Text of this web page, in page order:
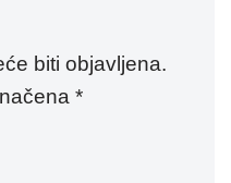
biti objavljena.
*